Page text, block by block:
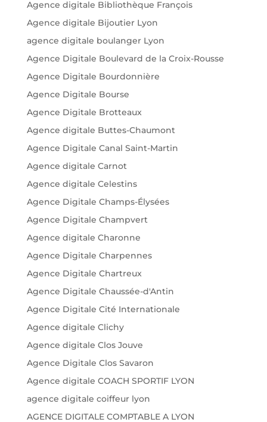
Agence digitale Bibliothèque François
Agence digitale Bijoutier Lyon
agence digitale boulanger Lyon
Agence Digitale Boulevard de la Croix-Rousse
Agence Digitale Bourdonnière
Agence Digitale Bourse
Agence Digitale Brotteaux
Agence digitale Buttes-Chaumont
Agence Digitale Canal Saint-Martin
Agence digitale Carnot
Agence digitale Celestins
Agence Digitale Champs-Élysées
Agence Digitale Champvert
Agence digitale Charonne
Agence Digitale Charpennes
Agence Digitale Chartreux
Agence Digitale Chaussée-d'Antin
Agence Digitale Cité Internationale
Agence digitale Clichy
Agence digitale Clos Jouve
Agence Digitale Clos Savaron
Agence digitale COACH SPORTIF LYON
agence digitale coiffeur lyon
AGENCE DIGITALE COMPTABLE A LYON